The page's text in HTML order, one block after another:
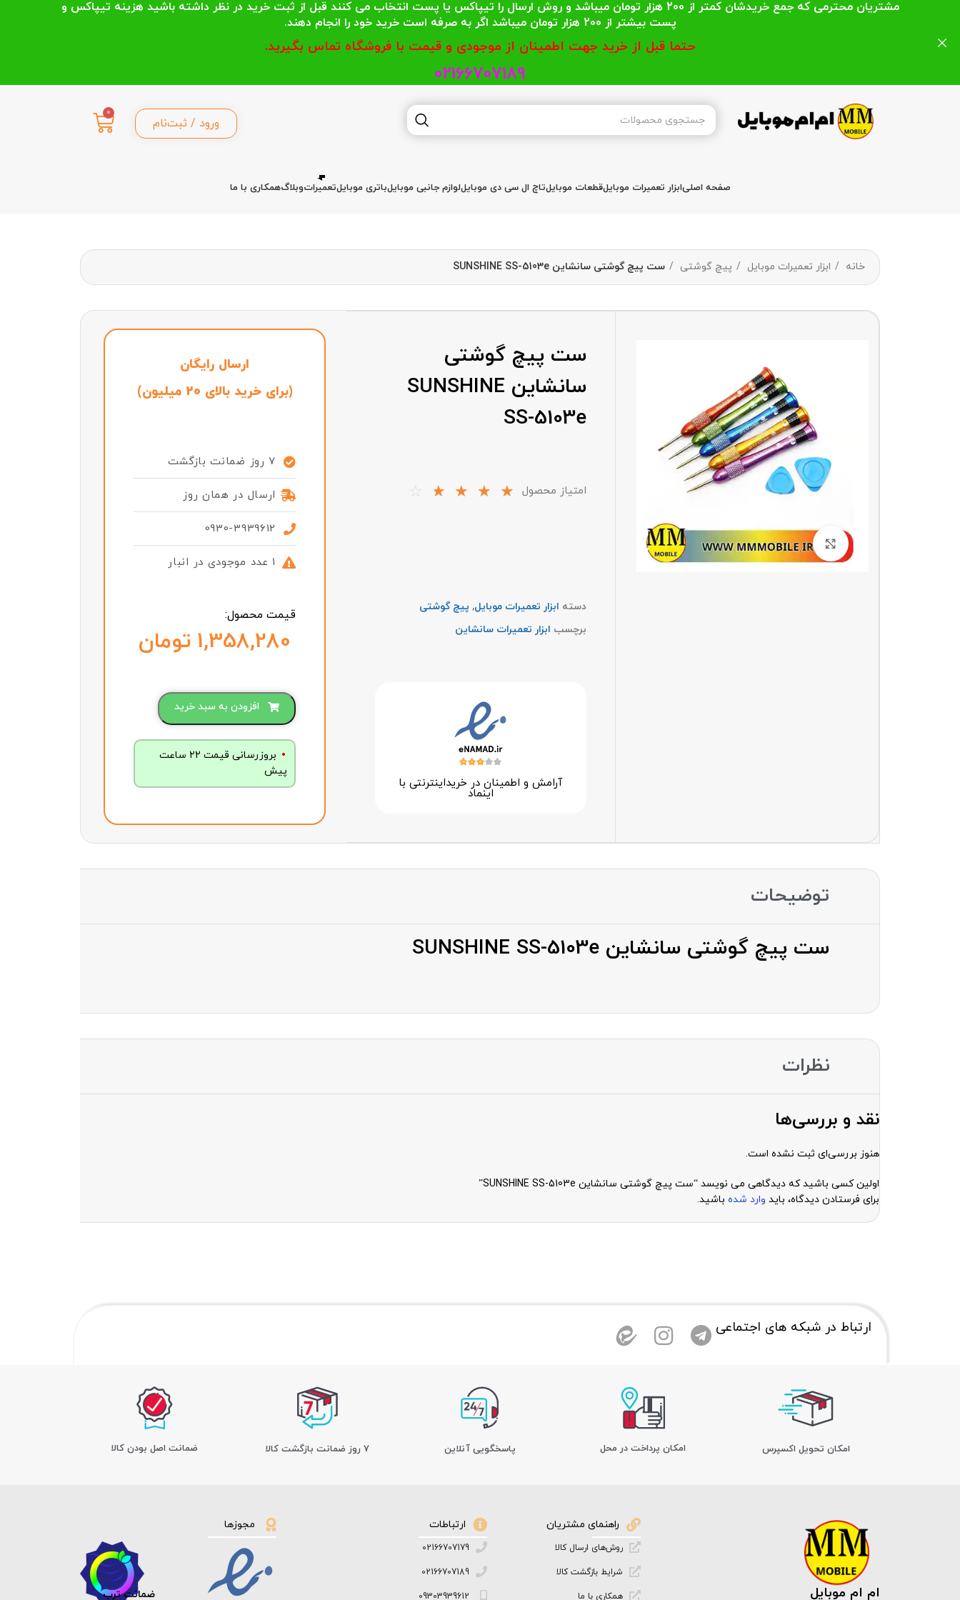
ورود / ثبت‌نام
0
صفحه اصلیابزار تعمیرات موبایلقطعات موبایلتاچ ال سی دی موبایللوازم جانبی موبایلباتری موبایلتعمیراتوبلاگهمکاری با ما
خانه ابزار تعمیرات موبایل پیچ گوشتی ست پیچ گوشتی سانشاین SUNSHINE SS-5103e
بزرگنمایی تصویر
ست پیچ گوشتی
سانشاین SUNSHINE
SS-5103e
امتیاز محصول ☆
☆
☆
☆
☆
دسته ابزار تعمیرات موبایل, پیچ گوشتی
برچسب ابزار تعمیرات سانشاین
آرامش و اطمینان در خرید‌اینترنتی با
اینماد
ارسال رایگان
(برای خرید بالای 20 میلیون)
7 روز ضمانت بازگشت
ارسال در همان روز
0930-3939612
1 عدد موجودی در انبار
قیمت محصول:
تومان
افزودن به سبد خرید
بروزرسانی قیمت 22 ساعت
پیش
توضیحات
ست پیچ گوشتی سانشاین SUNSHINE SS-5103e
نظرات
نقد و بررسی‌ها
هنوز بررسی‌ای ثبت نشده است.
اولین کسی باشید که دیدگاهی می نویسد “ست پیچ گوشتی سانشاین SUNSHINE SS-5103e”
برای فرستادن دیدگاه، باید وارد شده باشید.
ارتباط در شبکه های اجتماعی
اﻣﮑﺎن ﺗﺤﻮﯾﻞ اﮐﺴﭙﺮس امکان پرداخت در محل پاسخگویی آنلاین 7 روز ضمانت بازگشت کالا ﺿﻤﺎﻧﺖ اﺻﻞ ﺑﻮدن ﮐﺎﻟﺎ
ام ام موبایل
راهنمای مشتریان
روش‌های ارسال کالا
شرایط بازگشت کالا
همکاری با ما
ارتباطات
02166707179
02166707189
09303939612
مجوزها
ضمانت ترب
مشتریان محترمی که جمع خریدشان کمتر از 200 هزار تومان میباشد و روش ارسال را تیپاکس یا پست انتخاب می کنند قبل از ثبت خرید در نظر داشته باشید هزینه تیپاکس و
پست بیشتر از 200 هزار تومان میباشد اگر به صرفه است خرید خود را انجام دهند.
حتما قبل از خرید جهت اطمینان از موجودی و قیمت با فروشگاه تماس بگیرید.
02166707189